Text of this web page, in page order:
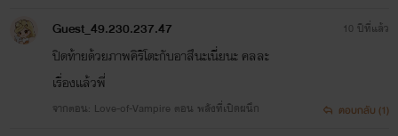
ก่อนหรอกค่ะ เเต่เพื่อนมันเริ่มก่อน
ไรท์เลยต้องป้องกันตัว
Guest_49.230.237.47
ปิดท้ายด้วยภาพคิริโตะกับอาสึนะเนี่ยนะ คลละ
เรื่องเเล้วพี่
จากตอน: Love-of-Vampire ตอน พลังที่เปิดผนึก
10 ปีที่แล้ว
ตอบกลับ (1)